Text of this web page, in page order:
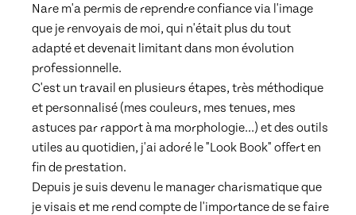
Nare m'a permis de reprendre confiance via l'image
que je renvoyais de moi, qui n'était plus du tout
adapté et devenait limitant dans mon évolution
professionnelle.
C'est un travail en plusieurs étapes, très méthodique
et personnalisé (mes couleurs, mes tenues, mes
astuces par rapport à ma morphologie...) et des outils
utiles au quotidien, j'ai adoré le "Look Book" offert en
fin de prestation.
Depuis je suis devenu le manager charismatique que
je visais et me rend compte de l'importance de se faire